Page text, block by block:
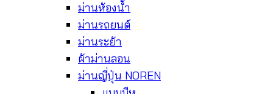
ม่านห้องน้ำ
ม่านรถยนต์
ม่านระย้า
ผ้าม่านลอน
ม่านญี่ปุ่น NOREN